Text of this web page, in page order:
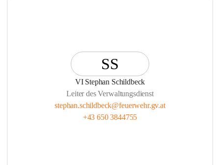
SS
VI Stephan Schildbeck
Leiter des Verwaltungsdienst
stephan.schildbeck@feuerwehr.gv.at
+43 650 3844755